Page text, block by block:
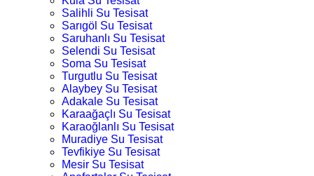
Salihli Su Tesisat
Sarıgöl Su Tesisat
Saruhanlı Su Tesisat
Selendi Su Tesisat
Soma Su Tesisat
Turgutlu Su Tesisat
Alaybey Su Tesisat
Adakale Su Tesisat
Karaağaçlı Su Tesisat
Karaoğlanlı Su Tesisat
Muradiye Su Tesisat
Tevfikiye Su Tesisat
Mesir Su Tesisat